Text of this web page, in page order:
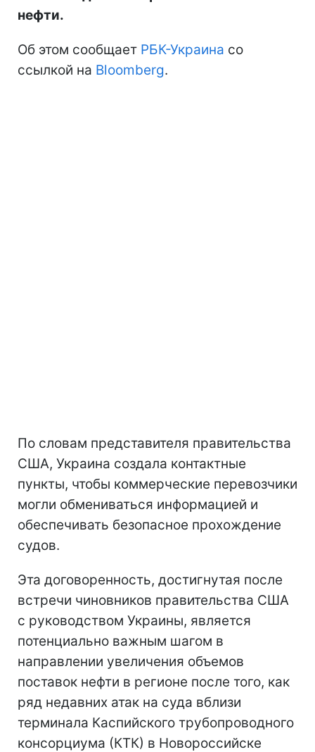
нефти.
Об этом сообщает РБК-Украина со
ссылкой на Bloomberg.
По словам представителя правительства
США, Украина создала контактные
пункты, чтобы коммерческие перевозчики
могли обмениваться информацией и
обеспечивать безопасное прохождение
судов.
Эта договоренность, достигнутая после
встречи чиновников правительства США
с руководством Украины, является
потенциально важным шагом в
направлении увеличения объемов
поставок нефти в регионе после того, как
ряд недавних атак на суда вблизи
терминала Каспийского трубопроводного
консорциума (КТК) в Новороссийске